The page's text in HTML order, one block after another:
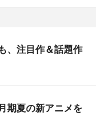
、注目作＆話題作
期夏の新アニメを